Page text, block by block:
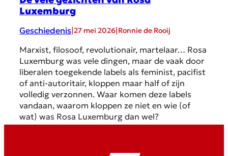
Luxemburg
Geschiedenis 27 mei 2026 Ronnie de Rooij
Marxist, filosoof, revolutionair, martelaar… Rosa
Luxemburg was vele dingen, maar de vaak door
liberalen toegekende labels als feminist, pacifist
of anti-autoritair, kloppen maar half of zijn
volledig verzonnen. Waar komen deze labels
vandaan, waarom kloppen ze niet en wie (of
wat) was Rosa Luxemburg dan wel?